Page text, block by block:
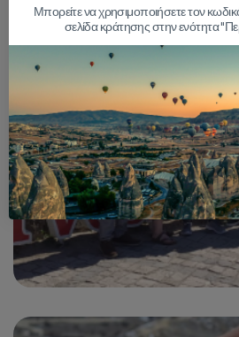
Μπορείτε να χρησιμοποιήσετε τον
σελίδα κράτησης στην ενότητα